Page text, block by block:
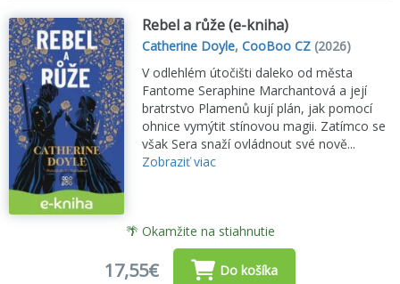
Rebel a růže (e-kniha)
Catherine Doyle,CooBoo CZ (2026)
V odlehlém útočišti daleko od města
Fantome Seraphine Marchantová a její
bratrstvo Plamenů kují plán, jak pomocí
ohnice vymýtit stínovou magii. Zatímco se
však Sera snaží ovládnout své nově...
Zobraziť viac
🌴 Okamžite na stiahnutie
17,55€ Do košíka